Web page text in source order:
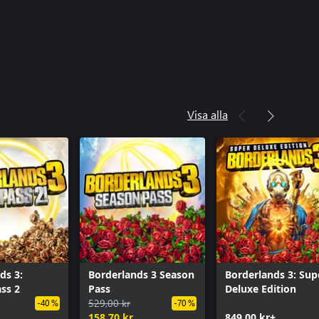
Visa alla
3:
2
-40 %
Borderlands 3 Season
Pass
529,00 kr
-70 %
Borderlands 3:
Deluxe Edition